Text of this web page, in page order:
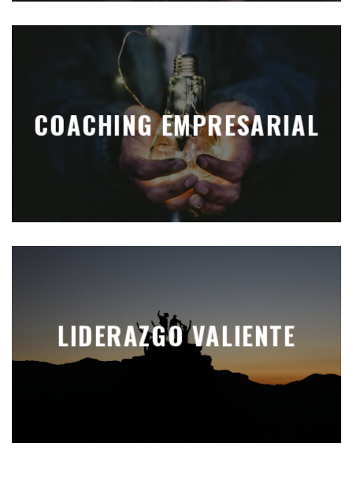
COACHING EMPRESARIAL
LIDERAZGO VALIENTE